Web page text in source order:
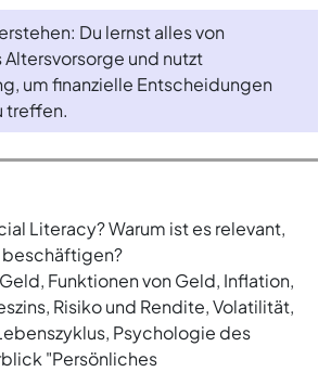
Du lernst alles von
und nutzt
um finanzielle Entscheidungen
treffen.
Literacy? Warum ist es relevant,
beschäftigen?
Funktionen von Geld, Inflation,
Risiko und Rendite, Volatilität,
Psychologie des
"Persönliches